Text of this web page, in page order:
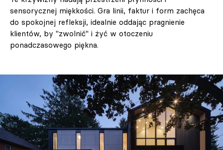
sensorycznej miękkości. Gra linii, faktur i form zachęca
do spokojnej refleksji, idealnie oddając pragnienie
klientów, by "zwolnić" i żyć w otoczeniu
ponadczasowego piękna.